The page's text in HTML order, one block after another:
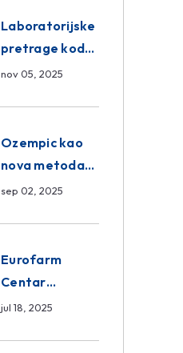
Centar
Poliklinika
Laboratorijske
pretrage kod
kuće – novo u
Poliklinici
nov 05, 2025
Ozempic kao
nova metoda
mršavljenja: da
sep 02, 2025
Eurofarm
Centar
Poliklinika i
jul 18, 2025